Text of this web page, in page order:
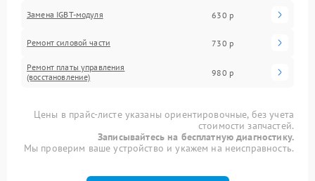
Замена IGBT-модуля 630 р
Ремонт силовой части 730 р
Ремонт платы управления
(восстановление)
980 р
Цены в прайс-листе указаны ориентировочные, без учета
стоимости запчастей.
Записывайтесь на бесплатную диагностику.
Мы проверим ваше устройство и укажем на неисправность.